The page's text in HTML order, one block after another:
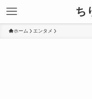
ち
ホーム エンタメ